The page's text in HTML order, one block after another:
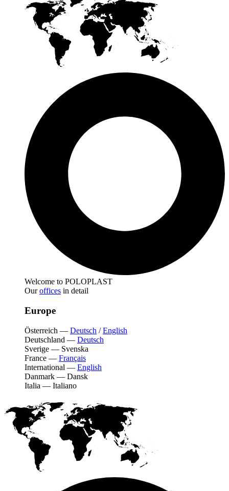
Welcome to POLOPLAST
Ouroffices in detail
Europe
Österreich — Deutsch /English
Deutschland — Deutsch
Sverige — Svenska
France — Français
International — English
Danmark — Dansk
Italia — Italiano